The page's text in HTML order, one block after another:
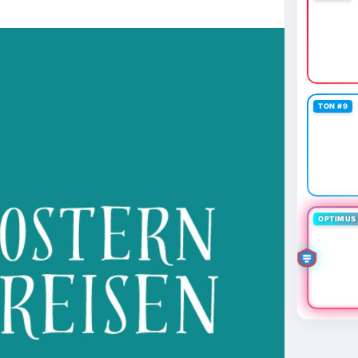
TON #9
OPTIMUS